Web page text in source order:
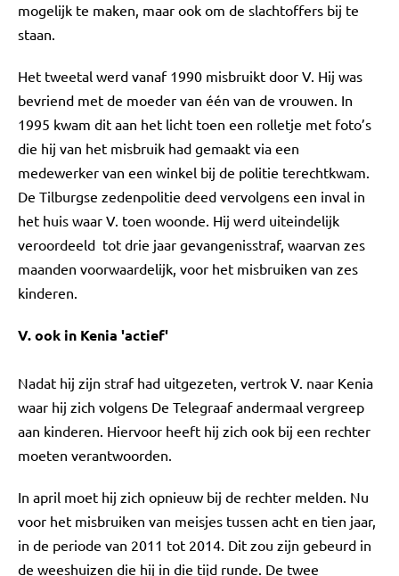
mogelijk te maken, maar ook om de slachtoffers bij te
staan.
Het tweetal werd vanaf 1990 misbruikt door V. Hij was
bevriend met de moeder van één van de vrouwen. In
1995 kwam dit aan het licht toen een rolletje met foto’s
die hij van het misbruik had gemaakt via een
medewerker van een winkel bij de politie terechtkwam.
De Tilburgse zedenpolitie deed vervolgens een inval in
het huis waar V. toen woonde. Hij werd uiteindelijk
veroordeeld tot drie jaar gevangenisstraf, waarvan zes
maanden voorwaardelijk, voor het misbruiken van zes
kinderen.
V. ook in Kenia 'actief'
Nadat hij zijn straf had uitgezeten, vertrok V. naar Kenia
waar hij zich volgens De Telegraaf andermaal vergreep
aan kinderen. Hiervoor heeft hij zich ook bij een rechter
moeten verantwoorden.
In april moet hij zich opnieuw bij de rechter melden. Nu
voor het misbruiken van meisjes tussen acht en tien jaar,
in de periode van 2011 tot 2014. Dit zou zijn gebeurd in
de weeshuizen die hij in die tijd runde. De twee